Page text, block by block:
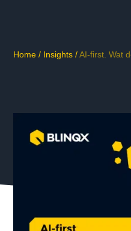
Home / Insights /AI-first. Wat